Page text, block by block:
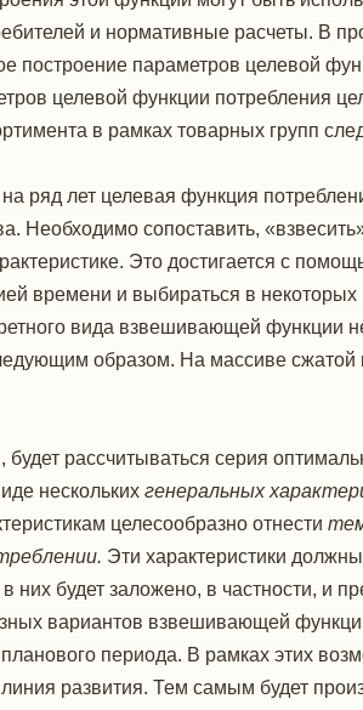
и нормативные расчеты. В
построение параметров целевой
целевой функции потребления
в рамках товарных групп
ряд лет целевая функция
Необходимо сопоставить,
Это достигается с
времени и выбираться в некоторых
вида взвешивающей функции
образом. На массиве сжатой
будет рассчитываться серия
нескольких генеральных
целесообразно отнести
Эти характеристики
них будет заложено, в частности, и
вариантов взвешивающей
периода. В рамках этих
развития. Тем самым будет